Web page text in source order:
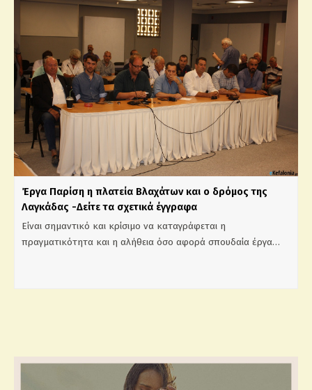
Έργα Παρίση η πλατεία Βλαχάτων και ο δρόμος της
Λαγκάδας -Δείτε τα σχετικά έγγραφα
Είναι σημαντικό και κρίσιμο να καταγράφεται η
πραγματικότητα και η αλήθεια όσο αφορά σπουδαία έργα…